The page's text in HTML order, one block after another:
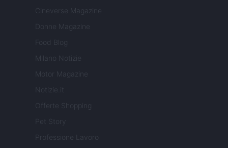
Cineverse Magazine
Donne Magazine
Food Blog
Milano Notizie
Motor Magazine
Notizie.it
Offerte Shopping
Pet Story
Professione Lavoro